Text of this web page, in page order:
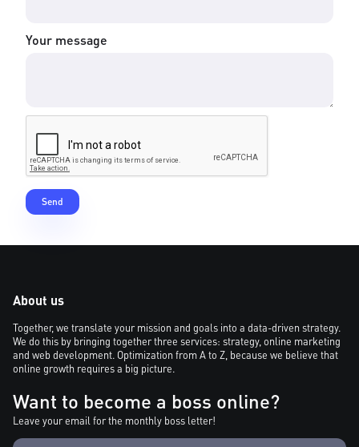
Your message
About us
Together, we translate your mission and goals into a data-driven strategy.
We do this by bringing together three services: strategy, online marketing
and web development. Optimization from A to Z, because we believe that
online growth requires a big picture.
Want to become a boss online?
Leave your email for the monthly boss letter!